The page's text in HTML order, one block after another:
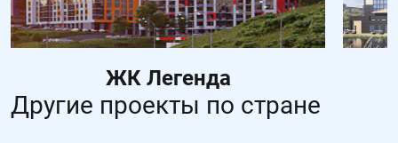
ЖК Легенда
Другие проекты по стране